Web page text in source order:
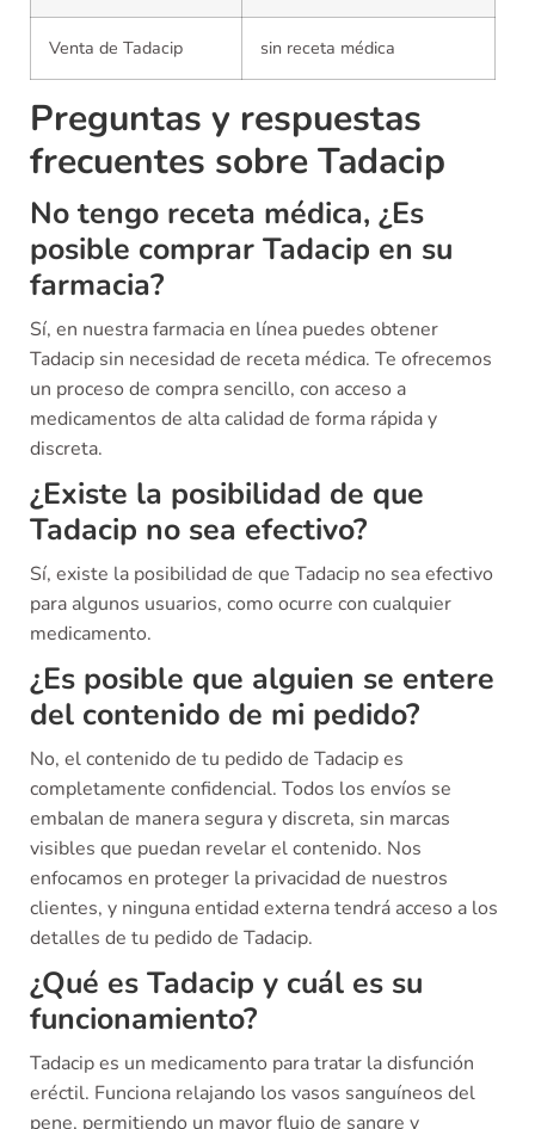
Venta de Tadacip sin receta médica
Preguntas y respuestas
frecuentes sobre Tadacip
No tengo receta médica, ¿Es
posible comprar Tadacip en su
farmacia?
Sí, en nuestra farmacia en línea puedes obtener
Tadacip sin necesidad de receta médica. Te ofrecemos
un proceso de compra sencillo, con acceso a
medicamentos de alta calidad de forma rápida y
discreta.
¿Existe la posibilidad de que
Tadacip no sea efectivo?
Sí, existe la posibilidad de que Tadacip no sea efectivo
para algunos usuarios, como ocurre con cualquier
medicamento.
¿Es posible que alguien se entere
del contenido de mi pedido?
No, el contenido de tu pedido de Tadacip es
completamente confidencial. Todos los envíos se
embalan de manera segura y discreta, sin marcas
visibles que puedan revelar el contenido. Nos
enfocamos en proteger la privacidad de nuestros
clientes, y ninguna entidad externa tendrá acceso a los
detalles de tu pedido de Tadacip.
¿Qué es Tadacip y cuál es su
funcionamiento?
Tadacip es un medicamento para tratar la disfunción
eréctil. Funciona relajando los vasos sanguíneos del
pene, permitiendo un mayor flujo de sangre y